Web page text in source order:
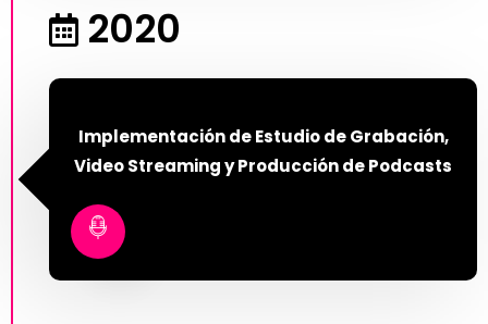
Implementación de Estudio de Grabación,
Video Streaming y Producción de Podcasts
2020